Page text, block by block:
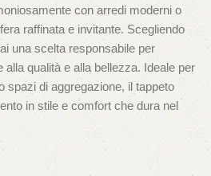
con arredi moderni o
raffinata e invitante. Scegliendo
una scelta responsabile per
alla qualità e alla bellezza. Ideale per
spazi di aggregazione, il tappeto
in stile e comfort che dura nel